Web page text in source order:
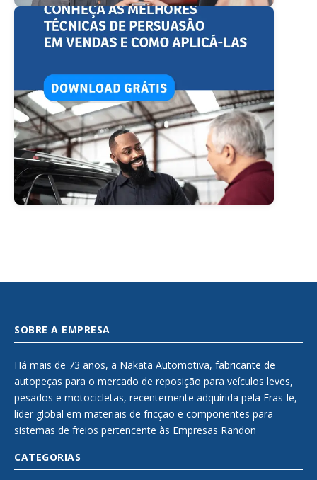
SOBRE A EMPRESA
Há mais de 73 anos, a Nakata Automotiva, fabricante de
autopeças para o mercado de reposição para veículos leves,
pesados e motocicletas, recentemente adquirida pela Fras-le,
líder global em materiais de fricção e componentes para
sistemas de freios pertencente às Empresas Randon
CATEGORIAS